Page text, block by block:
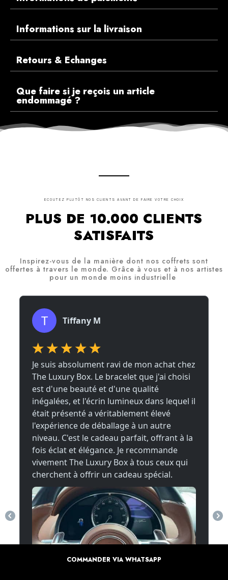
Informations sur la livraison
Retours & Echanges
Que faire si je reçois un article
endommagé ?
ECOUTEZ PLUTÔT NOS CLIENTS AVANT DE FAIRE VOTRE CHOIX
PLUS DE 10.000 CLIENTS
SATISFAITS
Inspirez-vous de la manière dont nos coffrets sont
offertes à travers le monde. Grâce à vous et à nos artistes
pour un monde moins industrielle
COMMANDER VIA WHATSAPP